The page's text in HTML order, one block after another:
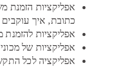
אפליקציות הזמנת
כתובת, איך
אפליקציות להזמנת
אפליקציות של
אפליקציה לכל